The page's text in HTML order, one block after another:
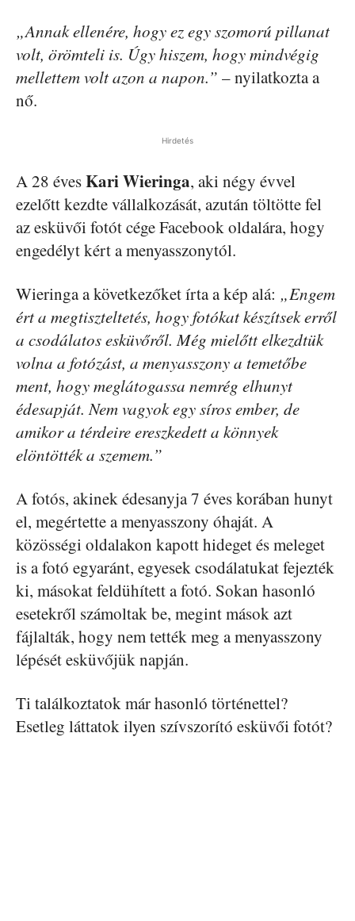
„Annak ellenére, hogy ez egy szomorú pillanat
volt, örömteli is. Úgy hiszem, hogy mindvégig
mellettem volt azon a napon.” – nyilatkozta a
nő.
Hirdetés
A 28 évesKari Wieringa, aki négy évvel
ezelőtt kezdte vállalkozását, azután töltötte fel
az esküvői fotót cége Facebook oldalára, hogy
engedélyt kért a menyasszonytól.
Wieringa a következőket írta a kép alá: „Engem
ért a megtiszteltetés, hogy fotókat készítsek erről
a csodálatos esküvőről. Még mielőtt elkezdtük
volna a fotózást, a menyasszony a temetőbe
ment, hogy meglátogassa nemrég elhunyt
édesapját. Nem vagyok egy síros ember, de
amikor a térdeire ereszkedett a könnyek
elöntötték a szemem.”
A fotós, akinek édesanyja 7 éves korában hunyt
el, megértette a menyasszony óhaját. A
közösségi oldalakon kapott hideget és meleget
is a fotó egyaránt, egyesek csodálatukat fejezték
ki, másokat feldühített a fotó. Sokan hasonló
esetekről számoltak be, megint mások azt
fájlalták, hogy nem tették meg a menyasszony
lépését esküvőjük napján.
Ti találkoztatok már hasonló történettel?
Esetleg láttatok ilyen szívszorító esküvői fotót?